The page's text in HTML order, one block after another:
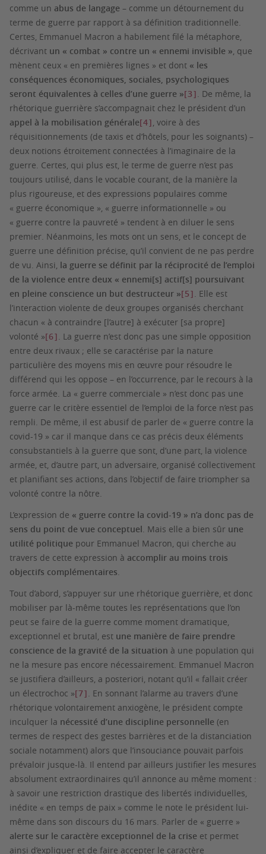
comme un abus de langage – comme un détournement du
terme de guerre par rapport à sa définition traditionnelle.
Certes, Emmanuel Macron a habilement filé la métaphore,
décrivant un « combat » contre un « ennemi invisible », que
mènent ceux « en premières lignes » et dont « les
conséquences économiques, sociales, psychologiques
seront équivalentes à celles d’une guerre »[3]. De même, la
rhétorique guerrière s’accompagnait chez le président d’un
appel à la mobilisation générale[4], voire à des
réquisitionnements (de taxis et d’hôtels, pour les soignants) –
deux notions étroitement connectées à l’imaginaire de la
guerre. Certes, qui plus est, le terme de guerre n’est pas
toujours utilisé, dans le vocable courant, de la manière la
plus rigoureuse, et des expressions populaires comme
« guerre économique », « guerre informationnelle » ou
« guerre contre la pauvreté » tendent à en diluer le sens
premier. Néanmoins, les mots ont un sens, et le concept de
guerre une définition précise, qu’il convient de ne pas perdre
de vu. Ainsi, la guerre se définit par la réciprocité de l’emploi
de la violence entre deux « ennemi[s] actif[s] poursuivant
en pleine conscience un but destructeur »[5]. Elle est
l’interaction violente de deux groupes organisés cherchant
chacun « à contraindre [l’autre] à exécuter [sa propre]
volonté »[6]. La guerre n’est donc pas une simple opposition
entre deux rivaux ; elle se caractérise par la nature
particulière des moyens mis en œuvre pour résoudre le
différend qui les oppose – en l’occurrence, par le recours à la
force armée. La « guerre commerciale » n’est donc pas une
guerre car le critère essentiel de l’emploi de la force n’est pas
rempli. De même, il est abusif de parler de « guerre contre la
covid-19 » car il manque dans ce cas précis deux éléments
consubstantiels à la guerre que sont, d’une part, la violence
armée, et, d’autre part, un adversaire, organisé collectivement
et planifiant ses actions, dans l’objectif de faire triompher sa
volonté contre la nôtre.
L’expression de « guerre contre la covid-19 » n’a donc pas de
sens du point de vue conceptuel. Mais elle a bien sûr une
utilité politique pour Emmanuel Macron, qui cherche au
travers de cette expression à accomplir au moins trois
objectifs complémentaires.
Tout d’abord, s’appuyer sur une rhétorique guerrière, et donc
mobiliser par là-même toutes les représentations que l’on
peut se faire de la guerre comme moment dramatique,
exceptionnel et brutal, est une manière de faire prendre
conscience de la gravité de la situation à une population qui
ne la mesure pas encore nécessairement. Emmanuel Macron
se justifiera d’ailleurs, a posteriori, notant qu’il « fallait créer
un électrochoc »[7]. En sonnant l’alarme au travers d’une
rhétorique volontairement anxiogène, le président compte
inculquer la nécessité d’une discipline personnelle (en
termes de respect des gestes barrières et de la distanciation
sociale notamment) alors que l’insouciance pouvait parfois
prévaloir jusque-là. Il entend par ailleurs justifier les mesures
absolument extraordinaires qu’il annonce au même moment :
à savoir une restriction drastique des libertés individuelles,
inédite « en temps de paix » comme le note le président lui-
même dans son discours du 16 mars. Parler de « guerre »
alerte sur le caractère exceptionnel de la crise et permet
ainsi d’expliquer et de faire accepter le caractère